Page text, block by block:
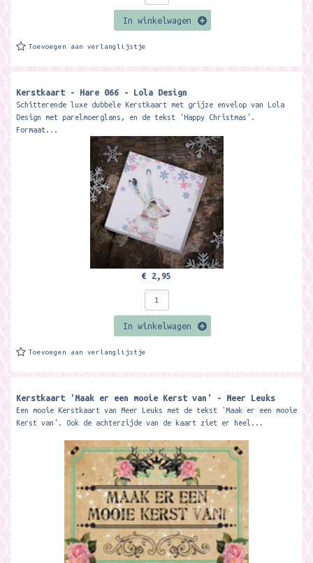
In winkelwagen
Toevoegen aan verlanglijstje
Kerstkaart - Hare 066 - Lola Design
Schitterende luxe dubbele Kerstkaart met grijze envelop van Lola
Design met parelmoerglans, en de tekst 'Happy Christmas'.
Formaat...
€ 2,95
In winkelwagen
Toevoegen aan verlanglijstje
Kerstkaart 'Maak er een mooie Kerst van' - Meer Leuks
Een mooie Kerstkaart van Meer Leuks met de tekst 'Maak er een mooie
Kerst van'. Ook de achterzijde van de kaart ziet er heel...